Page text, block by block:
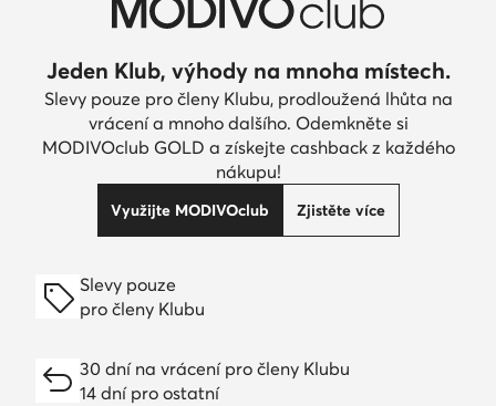
Jeden Klub, výhody na mnoha místech.
Slevy pouze pro členy Klubu, prodloužená lhůta na
vrácení a mnoho dalšího. Odemkněte si
MODIVOclub GOLD a získejte cashback z každého
nákupu!
Využijte MODIVOclub Zjistěte více
Slevy pouze
pro členy Klubu
30 dní na vrácení pro členy Klubu
14 dní pro ostatní